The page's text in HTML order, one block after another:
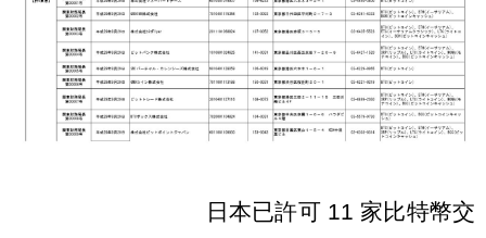
日本已許可 11 家比特幣交